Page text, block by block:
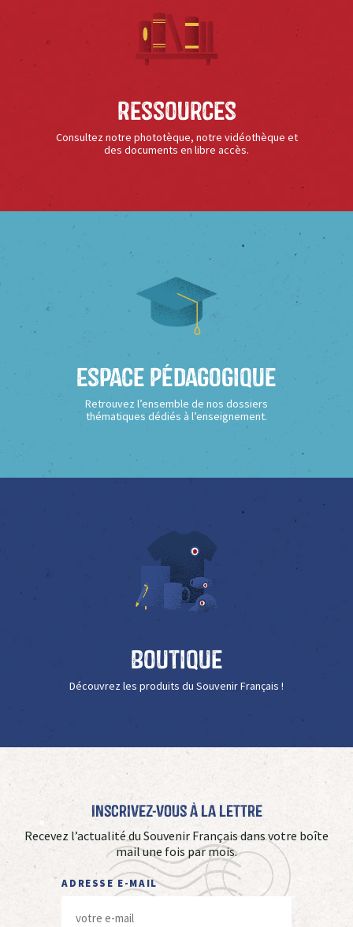
Ressources
Consultez notre phototèque, notre vidéothèque et
des documents en libre accès.
Espace Pédagogique
Retrouvez l’ensemble de nos dossiers
thématiques dédiés à l’enseignement.
Boutique
Découvrez les produits du Souvenir Français !
Inscrivez-vous à La Lettre
Recevez l’actualité du Souvenir Français dans votre boîte
mail une fois par mois.
ADRESSE E-MAIL